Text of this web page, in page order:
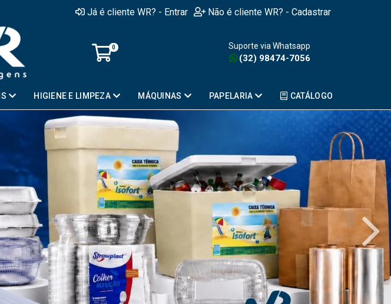
Já é cliente WR? - Entrar Não é cliente WR? - Cadastrar
0 Suporte via Whatsapp
(32) 98474-7056
HIGIENE E LIMPEZA MÁQUINAS PAPELARIA CATÁLOGO